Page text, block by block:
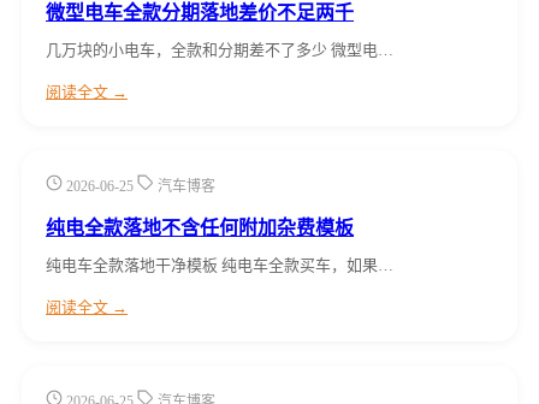
微型电车全款分期落地差价不足两千
几万块的小电车，全款和分期差不了多少 微型电…
阅读全文 →
2026-06-25 汽车博客
纯电全款落地不含任何附加杂费模板
纯电车全款落地干净模板 纯电车全款买车，如果…
阅读全文 →